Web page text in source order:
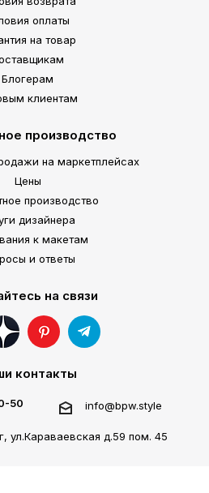
оплаты
на товар
Блогерам
клиентам
производство
на маркетплейсах
Цены
производство
дизайнера
к макетам
и ответы
на связи
контакты
50 info@bpw.style
ул.Караваевская д.59 пом. 45